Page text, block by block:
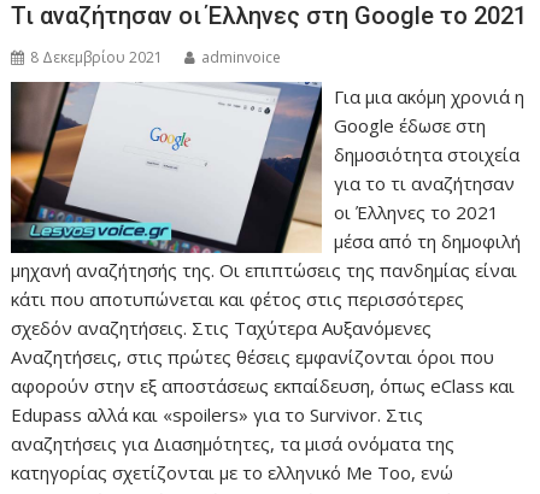
Τι αναζήτησαν οι Έλληνες στη Google το 2021
8 Δεκεμβρίου 2021 adminvoice
Για μια ακόμη χρονιά η
Google έδωσε στη
δημοσιότητα στοιχεία
για το τι αναζήτησαν
οι Έλληνες το 2021
μέσα από τη δημοφιλή
μηχανή αναζήτησής της. Οι επιπτώσεις της πανδημίας είναι
κάτι που αποτυπώνεται και φέτος στις περισσότερες
σχεδόν αναζητήσεις. Στις Ταχύτερα Αυξανόμενες
Αναζητήσεις, στις πρώτες θέσεις εμφανίζονται όροι που
αφορούν στην εξ αποστάσεως εκπαίδευση, όπως eClass και
Edupass αλλά και «spoilers» για το Survivor. Στις
αναζητήσεις για Διασημότητες, τα μισά ονόματα της
κατηγορίας σχετίζονται με το ελληνικό Me Too, ενώ